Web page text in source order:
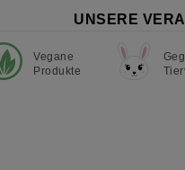
UNSERE
Vegane
Produkte